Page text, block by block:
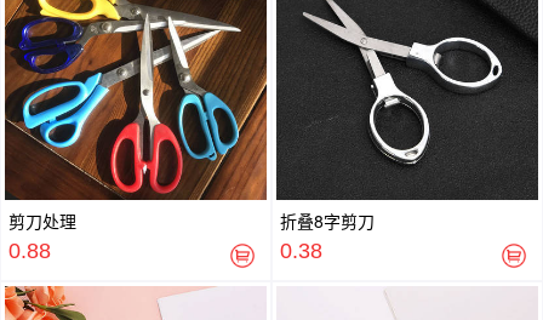
剪刀处理
0.88
折叠8字剪刀
0.38